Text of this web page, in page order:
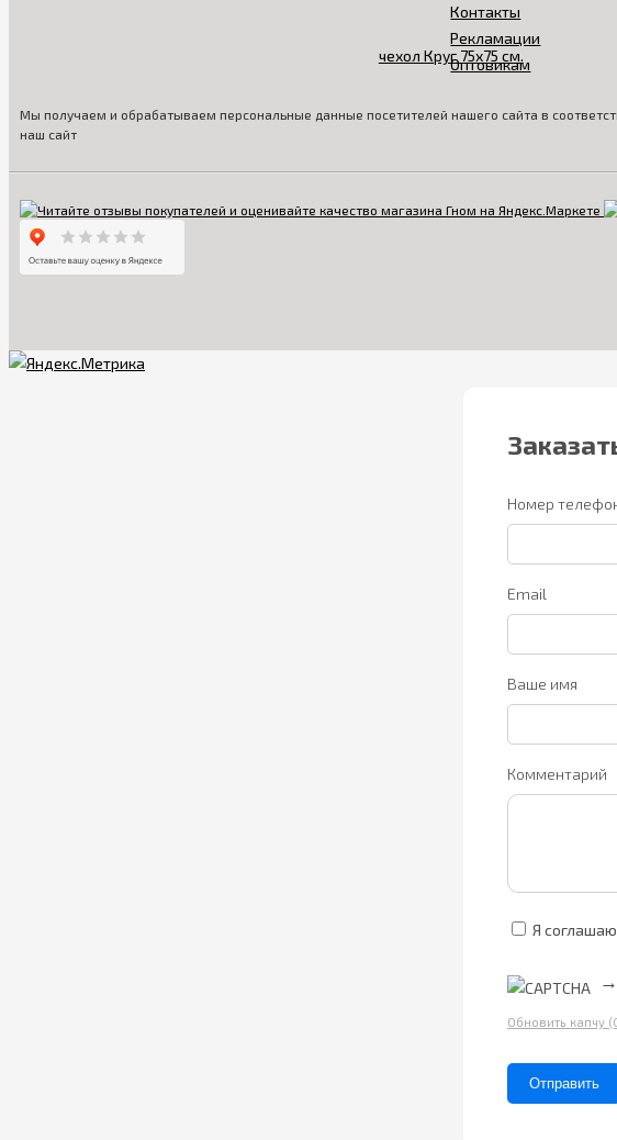
Контакты
Рекламации
Оптовикам
Мы получаем и обрабатываем персональные данные посетителей нашего сайта в
наш сайт
Номер
Email
Ваше имя
Комментарий
Я
→
Обновить капчу